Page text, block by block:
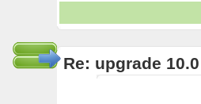
Re: upgrade